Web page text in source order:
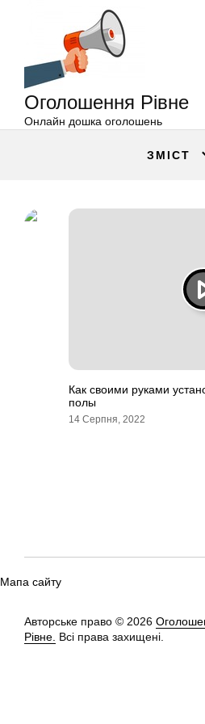
Оголошення Рівне
Онлайн дошка оголошень
ЗМІСТ
Как своими руками
полы
14 Серпня, 2022
Мапа сайту
Авторське право © 2026
Рівне. Всі права захищені.